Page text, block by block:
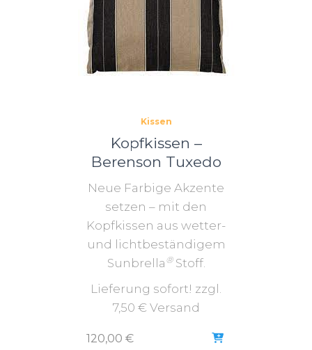
Kissen
Kopfkissen –
Berenson Tuxedo
Neue Farbige Akzente
setzen – mit den
Kopfkissen aus wetter-
und lichtbeständigem
Sunbrella ®Stoff.
Lieferung sofort! zzgl.
7,50 € Versand
120,00 €